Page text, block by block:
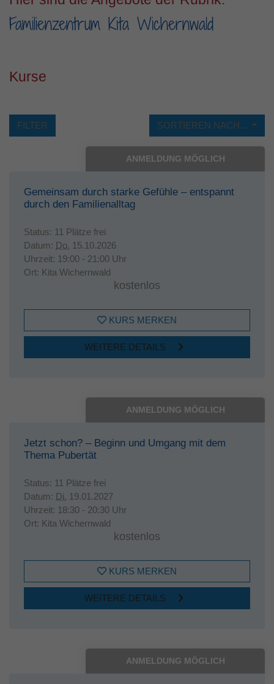
Familienzentrum Kita Wichernwald
Kurse
SORTIEREN NACH...
FILTER
ANMELDUNG MÖGLICH
Gemeinsam durch starke Gefühle – entspannt
durch den Familienalltag
Status: 11 Plätze frei
Datum: Do. 15.10.2026
Uhrzeit: 19:00 - 21:00 Uhr
Ort: Kita Wichernwald
kostenlos
KURS MERKEN
WEITERE DETAILS
ANMELDUNG MÖGLICH
Jetzt schon? – Beginn und Umgang mit dem
Thema Pubertät
Status: 11 Plätze frei
Datum: Di. 19.01.2027
Uhrzeit: 18:30 - 20:30 Uhr
Ort: Kita Wichernwald
kostenlos
KURS MERKEN
WEITERE DETAILS
ANMELDUNG MÖGLICH
Laufzeit 1 Jahr